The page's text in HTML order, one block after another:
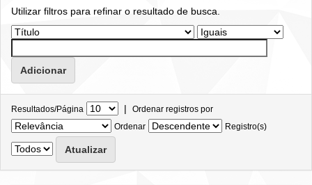
Utilizar filtros para refinar o resultado de busca.
Resultados/Página | Ordenar registros por
Ordenar
Registro(s)